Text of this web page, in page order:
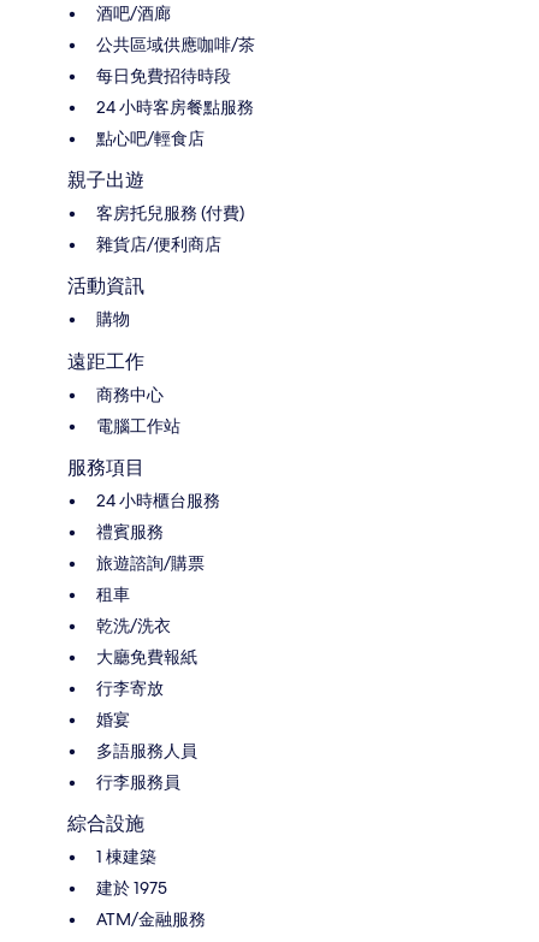
酒吧/酒廊
公共區域供應咖啡/茶
每日免費招待時段
24 小時客房餐點服務
點心吧/輕食店
親子出遊
客房托兒服務 (付費)
雜貨店/便利商店
活動資訊
購物
遠距工作
商務中心
電腦工作站
服務項目
24 小時櫃台服務
禮賓服務
旅遊諮詢/購票
租車
乾洗/洗衣
大廳免費報紙
行李寄放
婚宴
多語服務人員
行李服務員
綜合設施
1 棟建築
建於 1975
ATM/金融服務